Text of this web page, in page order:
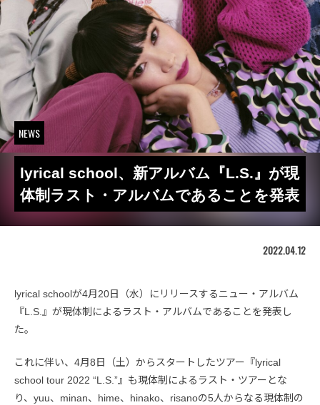
NEWS
lyrical school、新アルバム『L.S.』が現
体制ラスト・アルバムであることを発表
2022.04.12
lyrical schoolが4月20日（水）にリリースするニュー・アルバム
『L.S.』が現体制によるラスト・アルバムであることを発表し
た。
これに伴い、4月8日（土）からスタートしたツアー『lyrical
school tour 2022 “L.S.”』も現体制によるラスト・ツアーとな
り、yuu、minan、hime、hinako、risanoの5人からなる現体制の